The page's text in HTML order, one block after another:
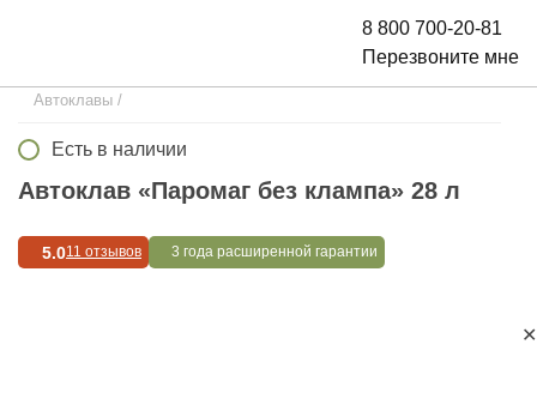
8 800 700-20-81
Перезвоните мне
Автоклавы /
Автоклав «Паромаг без клампа» 28 л
5.011 отзывов 3 года расширенной гарантии
Есть в наличии
✕